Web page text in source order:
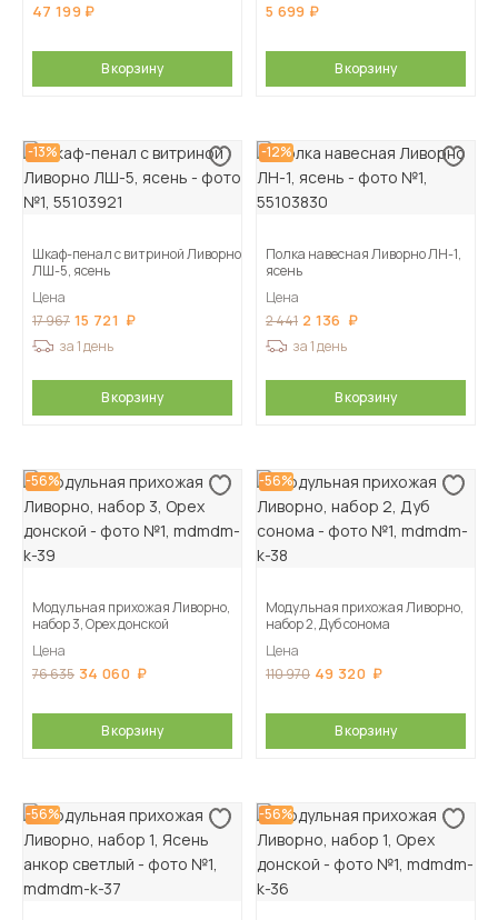
47 199
В корзину
5 699
В корзину
-13%
Шкаф-пенал с витриной Ливорно
ЛШ-5, ясень
Цена
17 967 15 721
за 1 день
В корзину
-12%
Полка навесная Ливорно ЛН-1,
ясень
Цена
2 441 2 136
за 1 день
В корзину
-56%
Модульная прихожая Ливорно,
набор 3, Орех донской
Цена
76 635 34 060
В корзину
-56%
Модульная прихожая Ливорно,
набор 2, Дуб сонома
Цена
110 970 49 320
В корзину
-56% -56%